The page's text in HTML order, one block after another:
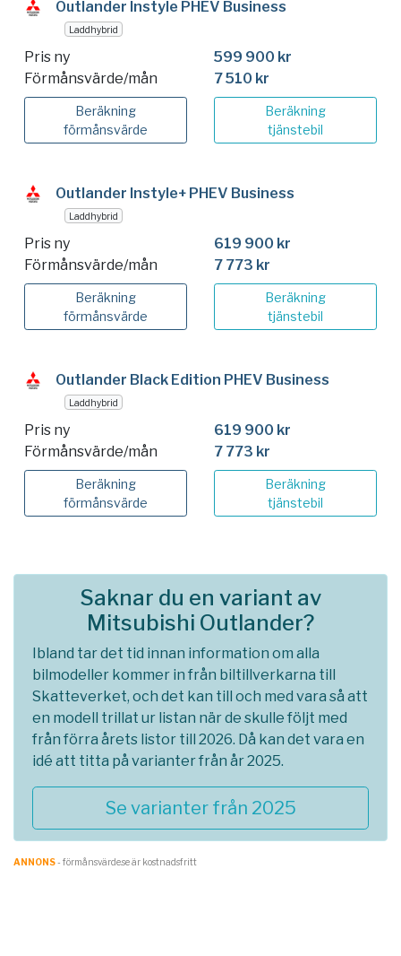
Outlander Instyle PHEV Business
Laddhybrid
Pris ny
599 900 kr
Förmånsvärde/mån
7 510 kr
Beräkning
förmånsvärde
Beräkning
tjänstebil
Outlander Instyle+ PHEV Business
Laddhybrid
Pris ny
619 900 kr
Förmånsvärde/mån
7 773 kr
Beräkning
förmånsvärde
Beräkning
tjänstebil
Outlander Black Edition PHEV Business
Laddhybrid
Pris ny
619 900 kr
Förmånsvärde/mån
7 773 kr
Beräkning
förmånsvärde
Beräkning
tjänstebil
Saknar du en variant av
Mitsubishi Outlander?
Ibland tar det tid innan information om alla
bilmodeller kommer in från biltillverkarna till
Skatteverket, och det kan till och med vara så att
en modell trillat ur listan när de skulle följt med
från förra årets listor till 2026. Då kan det vara en
idé att titta på varianter från år 2025.
Se varianter från 2025
ANNONS- förmånsvärde.se är kostnadsfritt